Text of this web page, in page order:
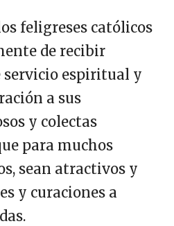
feligreses católicos
de recibir
servicio espiritual y
a sus
y colectas
para muchos
sean atractivos y
y curaciones a